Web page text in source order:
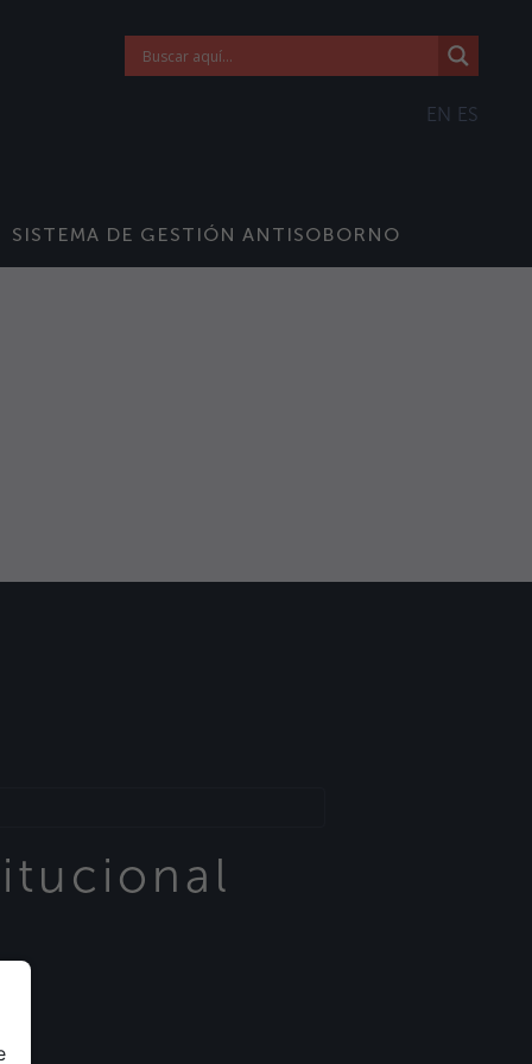
EN ES
SISTEMA DE GESTIÓN ANTISOBORNO